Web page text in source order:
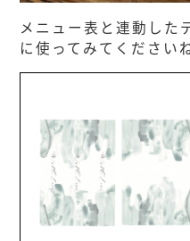
メニュー表と連動した
に使ってみてください